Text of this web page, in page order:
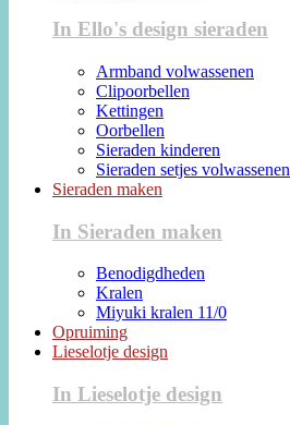
In Ello's design sieraden
Armband volwassenen
Clipoorbellen
Kettingen
Oorbellen
Sieraden kinderen
Sieraden setjes volwassenen
Sieraden maken
In Sieraden maken
Benodigdheden
Kralen
Miyuki kralen 11/0
Opruiming
Lieselotje design
In Lieselotje design